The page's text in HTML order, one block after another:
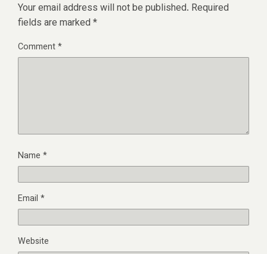
Your email address will not be published. Required
fields are marked *
Comment*
Name *
Email *
Website